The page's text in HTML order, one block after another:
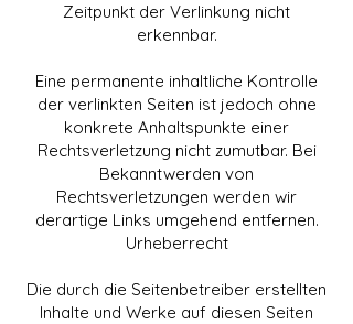
Zeitpunkt der Verlinkung nicht
erkennbar.
Eine permanente inhaltliche Kontrolle
der verlinkten Seiten ist jedoch ohne
konkrete Anhaltspunkte einer
Rechtsverletzung nicht zumutbar. Bei
Bekanntwerden von
Rechtsverletzungen werden wir
derartige Links umgehend entfernen.
Urheberrecht
Die durch die Seitenbetreiber erstellten
Inhalte und Werke auf diesen Seiten